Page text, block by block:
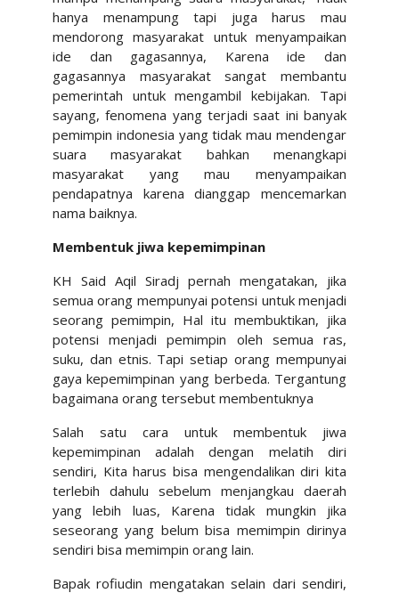
hanya menampung tapi juga harus mau
mendorong masyarakat untuk menyampaikan
ide dan gagasannya, Karena ide dan
gagasannya masyarakat sangat membantu
pemerintah untuk mengambil kebijakan. Tapi
sayang, fenomena yang terjadi saat ini banyak
pemimpin indonesia yang tidak mau mendengar
suara masyarakat bahkan menangkapi
masyarakat yang mau menyampaikan
pendapatnya karena dianggap mencemarkan
nama baiknya.
Membentuk jiwa kepemimpinan
KH Said Aqil Siradj pernah mengatakan, jika
semua orang mempunyai potensi untuk menjadi
seorang pemimpin, Hal itu membuktikan, jika
potensi menjadi pemimpin oleh semua ras,
suku, dan etnis. Tapi setiap orang mempunyai
gaya kepemimpinan yang berbeda. Tergantung
bagaimana orang tersebut membentuknya
Salah satu cara untuk membentuk jiwa
kepemimpinan adalah dengan melatih diri
sendiri, Kita harus bisa mengendalikan diri kita
terlebih dahulu sebelum menjangkau daerah
yang lebih luas, Karena tidak mungkin jika
seseorang yang belum bisa memimpin dirinya
sendiri bisa memimpin orang lain.
Bapak rofiudin mengatakan selain dari sendiri,